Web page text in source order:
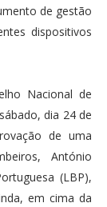
de gestão
dispositivos
Nacional de
dia 24 de
de uma
António
(LBP),
em cima da